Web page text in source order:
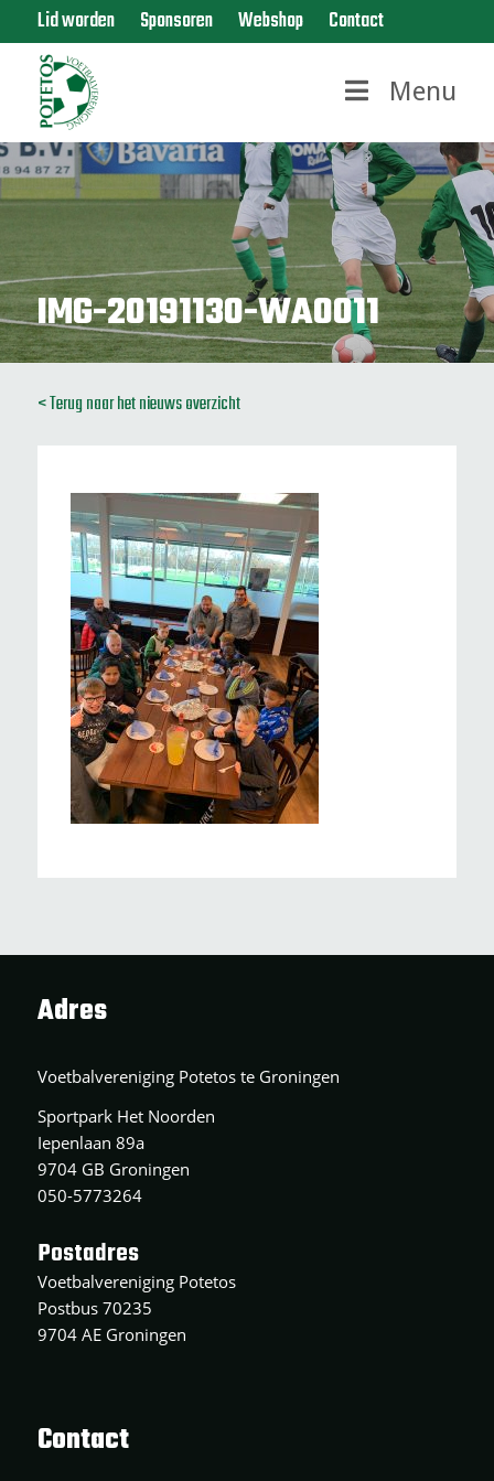
Lid worden Sponsoren Webshop Contact
Menu
IMG-20191130-WA0011
< Terug naar het nieuws overzicht
Adres
Voetbalvereniging Potetos te Groningen
Sportpark Het Noorden
Iepenlaan 89a
9704 GB Groningen
050-5773264
Postadres
Voetbalvereniging Potetos
Postbus 70235
9704 AE Groningen
Contact